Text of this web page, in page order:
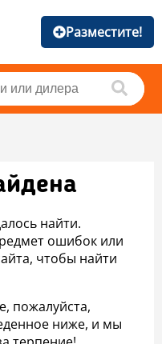
Разместите!
найти.
ошибок или
чтобы найти
пожалуйста,
ниже, и мы